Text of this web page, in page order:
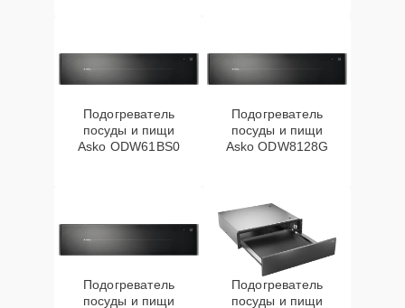
Подогреватель
посуды и пищи
Asko ODW61BS0
Подогреватель
посуды и пищи
Asko ODW8128G
Подогреватель
посуды и пищи
Подогреватель
посуды и пищи